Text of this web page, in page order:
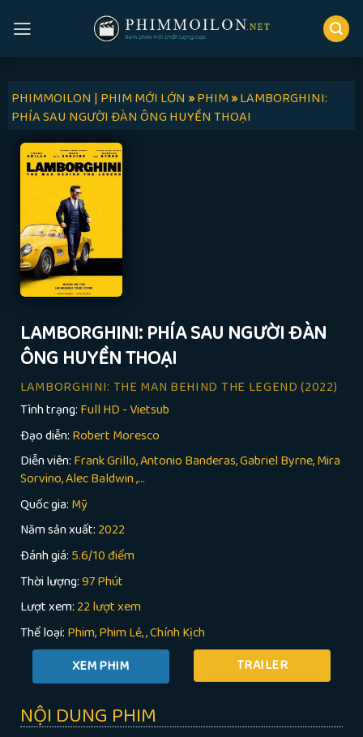
PHIMMOILON | PHIM MỚI LỚN»PHIM»LAMBORGHINI:
PHÍA SAU NGƯỜI ĐÀN ÔNG HUYỀN THOẠI
LAMBORGHINI: PHÍA SAU NGƯỜI ĐÀN
ÔNG HUYỀN THOẠI
LAMBORGHINI: THE MAN BEHIND THE LEGEND (2022)
Tình trạng: Full HD - Vietsub
Đạo diễn: Robert Moresco
Diễn viên: Frank Grillo, Antonio Banderas, Gabriel Byrne, Mira
Sorvino, Alec Baldwin ,...
Quốc gia: Mỹ
Năm sản xuất: 2022
Đánh giá: 5.6/10 điểm
Thời lượng:97 Phút
Lượt xem: 22 lượt xem
Thể loại: Phim Phim Lẻ ,Chính Kịch
TRAILER
NỘI DUNG PHIM